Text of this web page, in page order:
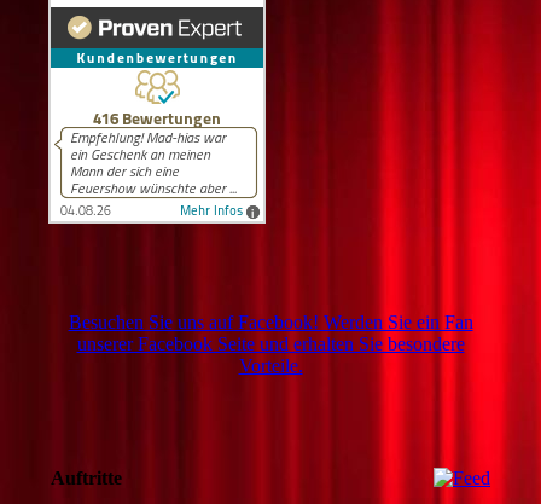
Besuchen Sie uns auf Facebook! Werden Sie ein Fan
unserer Facebook Seite und erhalten Sie besondere
Vorteile.
Auftritte